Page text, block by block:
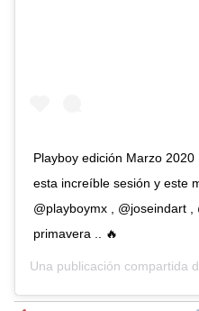
Playboy edición Marzo
esta increíble sesión y este
@playboymx , @joseindart
primavera .. 🔥
Una publicación compartida